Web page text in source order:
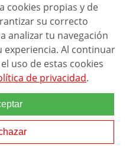
Científico de Madrid -
cookies propias y de
su correcto
analizar tu navegación
Al continuar
uso de estas cookies
de privacidad.